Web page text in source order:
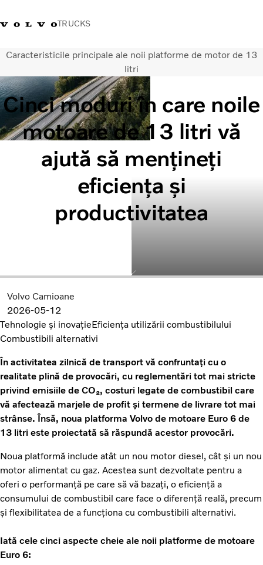
TRUCKS
+40 21 202 96 30Merchandise Volvo TrucksConectareTrucks PortalRomânia
Soluții de transport
Camioane
Servicii
Dealer locator
Caracteristicile principale ale noii platforme de motor de 13
litri
Cinci moduri în care noile
motoare de 13 litri vă
ajută să mențineți
eficiența și
productivitatea
Volvo Camioane
2026-05-12
Tehnologie și inovațieEficiența utilizării combustibilului
Combustibili alternativi
În activitatea zilnică de transport vă confruntați cu o
realitate plină de provocări, cu reglementări tot mai stricte
privind emisiile de CO₂, costuri legate de combustibil care
vă afectează marjele de profit și termene de livrare tot mai
strânse. Însă, noua platforma Volvo de motoare Euro 6 de
13 litri este proiectată să răspundă acestor provocări.
Noua platformă include atât un nou motor diesel, cât și un nou
motor alimentat cu gaz. Acestea sunt dezvoltate pentru a
oferi o performanță pe care să vă bazați, o eficiență a
consumului de combustibil care face o diferență reală, precum
și flexibilitatea de a funcționa cu combustibili alternativi.
Iată cele cinci aspecte cheie ale noii platforme de motoare
Euro 6: